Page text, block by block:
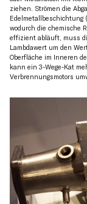
ziehen. Strömen die
Edelmetallbeschichtung
wodurch die chemische
effizient abläuft, muss
Lambdawert um den
Oberfläche im Inneren
kann ein 3-Wege-Kat
Verbrennungsmotors